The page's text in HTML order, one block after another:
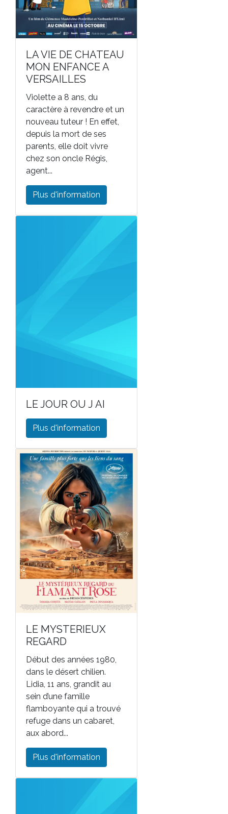
LA VIE DE CHATEAU
MON ENFANCE A
VERSAILLES
Violette a 8 ans, du
caractère à revendre et un
nouveau tuteur ! En effet,
depuis la mort de ses
parents, elle doit vivre
chez son oncle Régis,
agent...
Plus d'information
LE JOUR OU J AI
Plus d'information
LE MYSTERIEUX
REGARD
Début des années 1980,
dans le désert chilien.
Lidia, 11 ans, grandit au
sein d’une famille
flamboyante qui a trouvé
refuge dans un cabaret,
aux abord...
Plus d'information